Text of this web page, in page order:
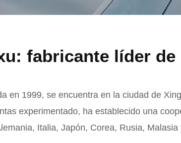
fabricante líder
en 1999, se encuentra en la ciudad de
experimentado, ha establecido una
Italia, Japón, Corea, Rusia, Malasia